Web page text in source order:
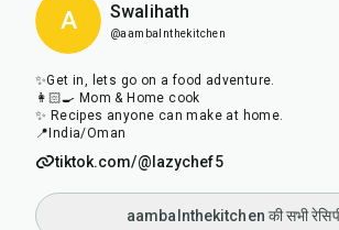
A Swalihath
@aambalnthekitchen
✨Get in, lets go on a food adventure.
👩🏻‍🍳 Mom & Home cook
✨ Recipes anyone can make at home.
📍India/Oman
tiktok.com/@lazychef5
aambalnthekitchen की सभी